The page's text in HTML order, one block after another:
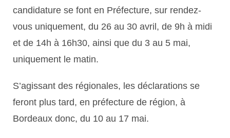
candidature se font en Préfecture, sur rendez-
vous uniquement, du 26 au 30 avril, de 9h à midi
et de 14h à 16h30, ainsi que du 3 au 5 mai,
uniquement le matin.
S’agissant des régionales, les déclarations se
feront plus tard, en préfecture de région, à
Bordeaux donc, du 10 au 17 mai.